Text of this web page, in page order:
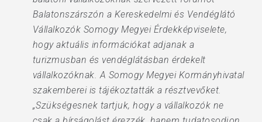
Balatonszárszón a Kereskedelmi és Vendéglátó
Vállalkozók Somogy Megyei Érdekképviselete,
hogy aktuális információkat adjanak a
turizmusban és vendéglátásban érdekelt
vállalkozóknak. A Somogy Megyei Kormányhivatal
szakemberei is tájékoztatták a résztvevőket.
„Szükségesnek tartjuk, hogy a vállalkozók ne